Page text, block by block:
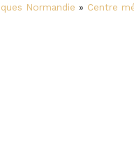
Normandie » Centre